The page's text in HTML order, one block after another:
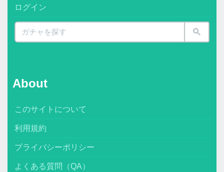
ログイン
About
このサイトについて
利用規約
プライバシーポリシー
よくある質問（QA）